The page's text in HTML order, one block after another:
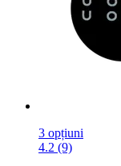
3 opțiuni
4.2 (9)